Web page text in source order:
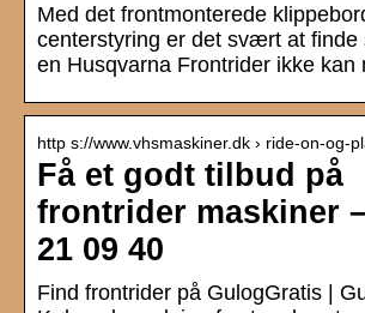
Med det frontmonterede
centerstyring er det svært at finde
en Husqvarna Frontrider ikke kan
http s://www.vhsmaskiner.dk › ride-on-og-
Få et godt tilbud på
frontrider maskiner
21 09 40
Find frontrider på GulogGratis |